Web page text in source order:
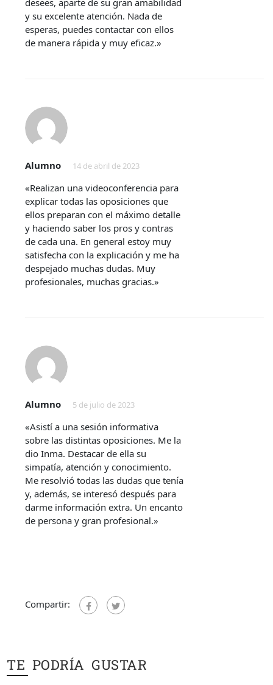
desees, aparte de su gran amabilidad
y su excelente atención. Nada de
esperas, puedes contactar con ellos
de manera rápida y muy eficaz.»
Alumno 14 de abril de 2023
«Realizan una videoconferencia para
explicar todas las oposiciones que
ellos preparan con el máximo detalle
y haciendo saber los pros y contras
de cada una. En general estoy muy
satisfecha con la explicación y me ha
despejado muchas dudas. Muy
profesionales, muchas gracias.»
Alumno 5 de julio de 2023
«Asistí a una sesión informativa
sobre las distintas oposiciones. Me la
dio Inma. Destacar de ella su
simpatía, atención y conocimiento.
Me resolvió todas las dudas que tenía
y, además, se interesó después para
darme información extra. Un encanto
de persona y gran profesional.»
Compartir:
TE PODRÍA GUSTAR